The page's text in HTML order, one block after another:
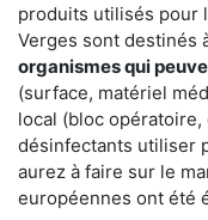
produits utilisés pour
Verges sont destinés
organismes qui
(surface, matériel
local (bloc
désinfectants utiliser
aurez à faire sur le
européennes ont été